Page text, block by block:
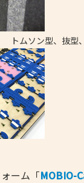
トムソン型、抜型
ーム「MOBIO-